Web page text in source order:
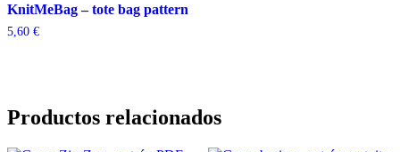
KnitMeBag – tote bag pattern
5,60 €
Productos relacionados